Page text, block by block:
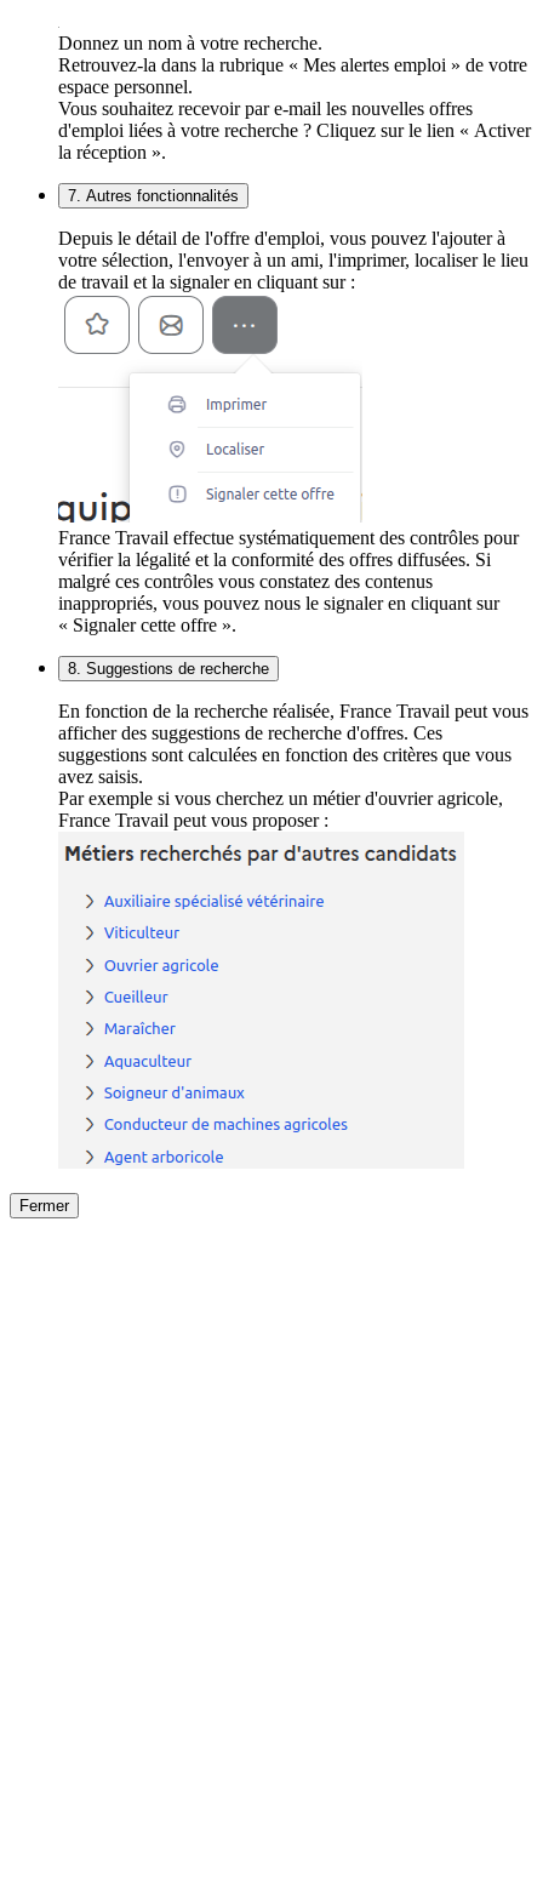
Donnez un nom à votre recherche.
Retrouvez-la dans la rubrique « Mes alertes emploi » de votre
espace personnel.
Vous souhaitez recevoir par e-mail les nouvelles offres
d'emploi liées à votre recherche ? Cliquez sur le lien « Activer
la réception ».
7. Autres fonctionnalités
Depuis le détail de l'offre d'emploi, vous pouvez l'ajouter à
votre sélection, l'envoyer à un ami, l'imprimer, localiser le lieu
de travail et la signaler en cliquant sur :
France Travail effectue systématiquement des contrôles pour
vérifier la légalité et la conformité des offres diffusées. Si
malgré ces contrôles vous constatez des contenus
inappropriés, vous pouvez nous le signaler en cliquant sur
« Signaler cette offre ».
8. Suggestions de recherche
En fonction de la recherche réalisée, France Travail peut vous
afficher des suggestions de recherche d'offres. Ces
suggestions sont calculées en fonction des critères que vous
avez saisis.
Par exemple si vous cherchez un métier d'ouvrier agricole,
France Travail peut vous proposer :
Fermer